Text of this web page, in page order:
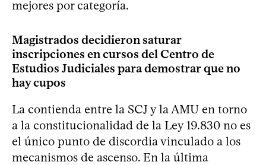
mejores por categoría.
Magistrados decidieron saturar
inscripciones en cursos del Centro de
Estudios Judiciales para demostrar que no
hay cupos
La contienda entre la SCJ y la AMU en torno
a la constitucionalidad de la Ley 19.830 no es
el único punto de discordia vinculado a los
mecanismos de ascenso. En la última